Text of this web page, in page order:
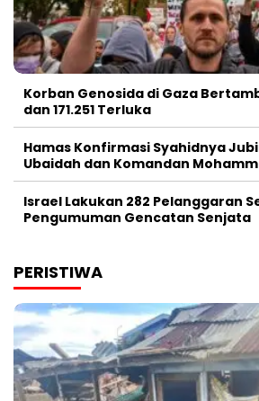
Korban Genosida di Gaza
dan 171.251 Terluka
Hamas Konfirmasi Syahidnya
Ubaidah dan Komandan
Israel Lakukan 282 Pelanggaran
Pengumuman Gencatan Senjata
PERISTIWA